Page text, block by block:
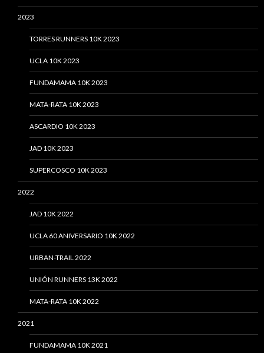
2023
TORRES RUNNERS 10K 2023
UCLA 10K 2023
FUNDAMAMA 10K 2023
MATA-RATA 10K 2023
ASCARDIO 10K 2023
JAD 10K 2023
SUPERCOSCO 10K 2023
2022
JAD 10K 2022
UCLA 60 ANIVERSARIO 10K 2022
URBAN-TRAIL 2022
UNIÓN RUNNERS 13K 2022
MATA-RATA 10K 2022
2021
FUNDAMAMA 10K 2021